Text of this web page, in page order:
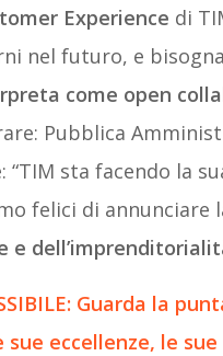
Experience di
nel futuro, e
come open
Pubblica
“TIM sta facendo la
felici di annunciare
e
Guarda la
sue eccellenze, le